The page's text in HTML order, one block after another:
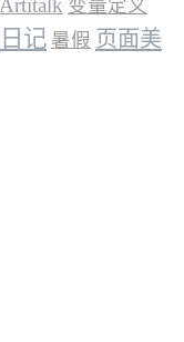
Artitalk 变量定义
日记 暑假 页面美